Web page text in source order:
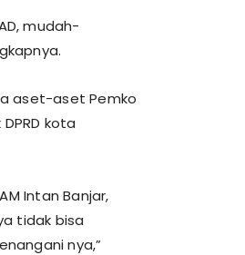
mudah-
aset-aset Pemko
kota
Intan Banjar,
tidak bisa
nya,”